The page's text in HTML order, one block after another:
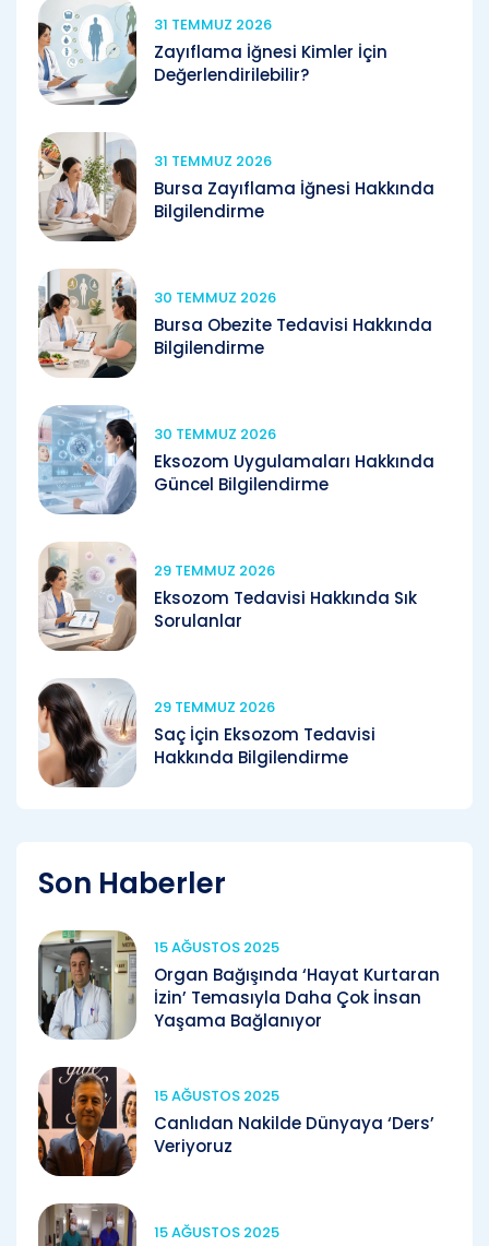
31 TEMMUZ 2026
Zayıflama İğnesi Kimler İçin
Değerlendirilebilir?
31 TEMMUZ 2026
Bursa Zayıflama İğnesi Hakkında
Bilgilendirme
30 TEMMUZ 2026
Bursa Obezite Tedavisi Hakkında
Bilgilendirme
30 TEMMUZ 2026
Eksozom Uygulamaları Hakkında
Güncel Bilgilendirme
29 TEMMUZ 2026
Eksozom Tedavisi Hakkında Sık
Sorulanlar
29 TEMMUZ 2026
Saç İçin Eksozom Tedavisi
Hakkında Bilgilendirme
Son Haberler
15 AĞUSTOS 2025
Organ Bağışında ‘Hayat Kurtaran
İzin’ Temasıyla Daha Çok İnsan
Yaşama Bağlanıyor
15 AĞUSTOS 2025
Canlıdan Nakilde Dünyaya ‘Ders’
Veriyoruz
15 AĞUSTOS 2025